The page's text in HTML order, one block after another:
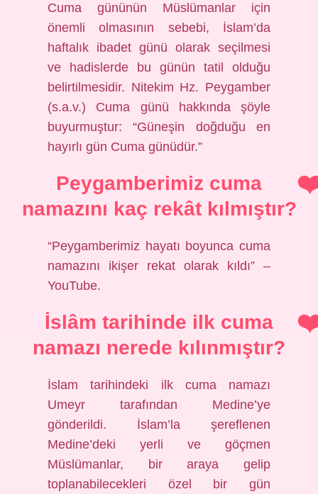
Cuma gününün Müslümanlar için
önemli olmasının sebebi, İslam’da
haftalık ibadet günü olarak seçilmesi
ve hadislerde bu günün tatil olduğu
belirtilmesidir. Nitekim Hz. Peygamber
(s.a.v.) Cuma günü hakkında şöyle
buyurmuştur: “Güneşin doğduğu en
hayırlı gün Cuma günüdür.”
Peygamberimiz cuma
namazını kaç rekât kılmıştır?
“Peygamberimiz hayatı boyunca cuma
namazını ikişer rekat olarak kıldı” –
YouTube.
İslâm tarihinde ilk cuma
namazı nerede kılınmıştır?
İslam tarihindeki ilk cuma namazı
Umeyr tarafından Medine’ye
gönderildi. İslam’la şereflenen
Medine’deki yerli ve göçmen
Müslümanlar, bir araya gelip
toplanabilecekleri özel bir gün